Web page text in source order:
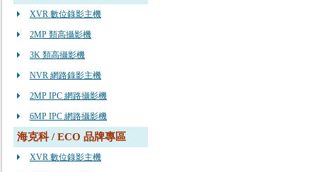
XVR 數位錄影主機
2MP 類高攝影機
3K 類高攝影機
NVR 網路錄影主機
2MP IPC 網路攝影機
6MP IPC 網路攝影機
海克科 / ECO 品牌專區
XVR 數位錄影主機